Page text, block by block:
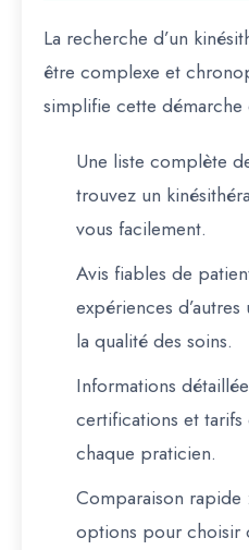
La recherche d’un
être complexe et
simplifie cette démarche
Une liste complète
trouvez un
vous facilement.
Avis fiables de
expériences
la qualité des soins.
Informations
certifications et
chaque praticien.
Comparaison rapide
options pour choisir